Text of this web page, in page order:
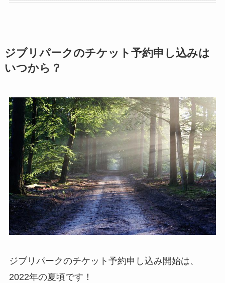
ジブリパークのチケット予約申し込みは
いつから？
ジブリパークのチケット予約申し込み開始は、
2022年の夏頃です！